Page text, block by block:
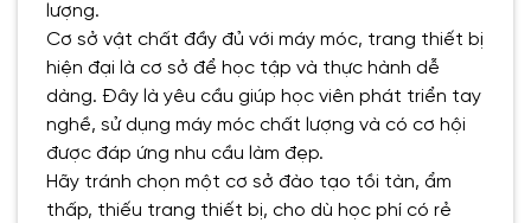
lượng.
Cơ sở vật chất đầy đủ với máy móc, trang thiết bị
hiện đại là cơ sở để học tập và thực hành dễ
dàng. Đây là yêu cầu giúp học viên phát triển tay
nghề, sử dụng máy móc chất lượng và có cơ hội
được đáp ứng nhu cầu làm đẹp.
Hãy tránh chọn một cơ sở đào tạo tồi tàn, ẩm
thấp, thiếu trang thiết bị, cho dù học phí có rẻ